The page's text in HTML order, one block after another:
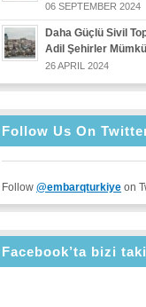
06 SEPTEMBER 2024
Daha Güçlü Sivil
Adil Şehirler
26 APRIL 2024
Follow Us On
Follow @embarqturkiye on
Facebook’ta bizi